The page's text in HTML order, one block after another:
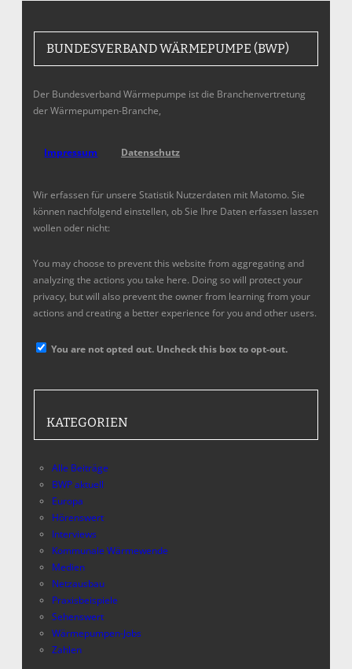
BUNDESVERBAND WÄRMEPUMPE (BWP)
Der Bundesverband Wärmepumpe ist die Branchenvertretung
der Wärmepumpen-Branche,
Impressum Datenschutz
Wir erfassen für unsere Statistik Nutzerdaten mit Matomo. Sie
können nachfolgend einstellen, ob Sie Ihre Daten erfassen lassen
wollen oder nicht:
You may choose to prevent this website from aggregating and
analyzing the actions you take here. Doing so will protect your
privacy, but will also prevent the owner from learning from your
actions and creating a better experience for you and other users.
You are not opted out. Uncheck this box to opt-out.
KATEGORIEN
Alle Beiträge
BWP aktuell
Europa
Hörenswert
Interviews
Kommunale Wärmewende
Medien
Netzausbau
Praxisbeispiele
Sehenswert
Wärmepumpen-Jobs
Zahlen